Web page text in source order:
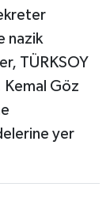
nazik
TÜRKSOY
Kemal Göz
yer